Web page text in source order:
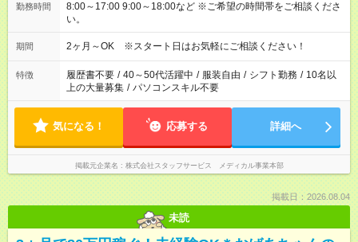
勤務時間
8:00～17:00 9:00～18:00など ※ご希望の時間帯をご相談くださ
い。
期間 2ヶ月～OK ※スタート日はお気軽にご相談ください！
特徴 履歴書不要 / 40～50代活躍中 / 服装自由 / シフト勤務 / 10名以
上の大量募集 / パソコンスキル不要
気になる！ 応募する 詳細へ
掲載元企業名 株式会社スタッフサービス メディカル事業本部
掲載日：2026.08.04
未読